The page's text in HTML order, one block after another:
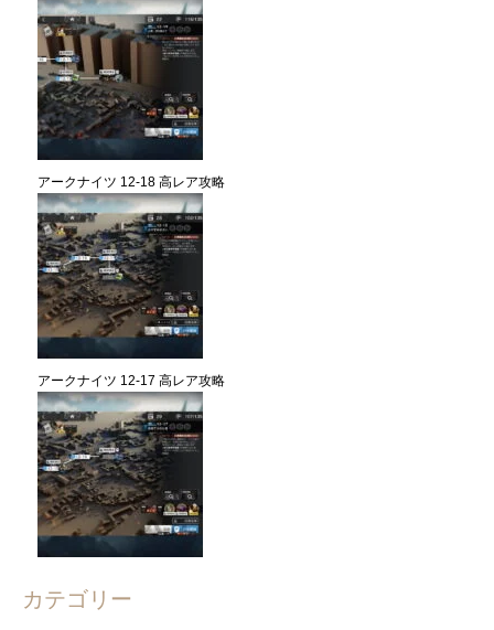
アークナイツ 12-18 高レア攻略
アークナイツ 12-17 高レア攻略
カテゴリー